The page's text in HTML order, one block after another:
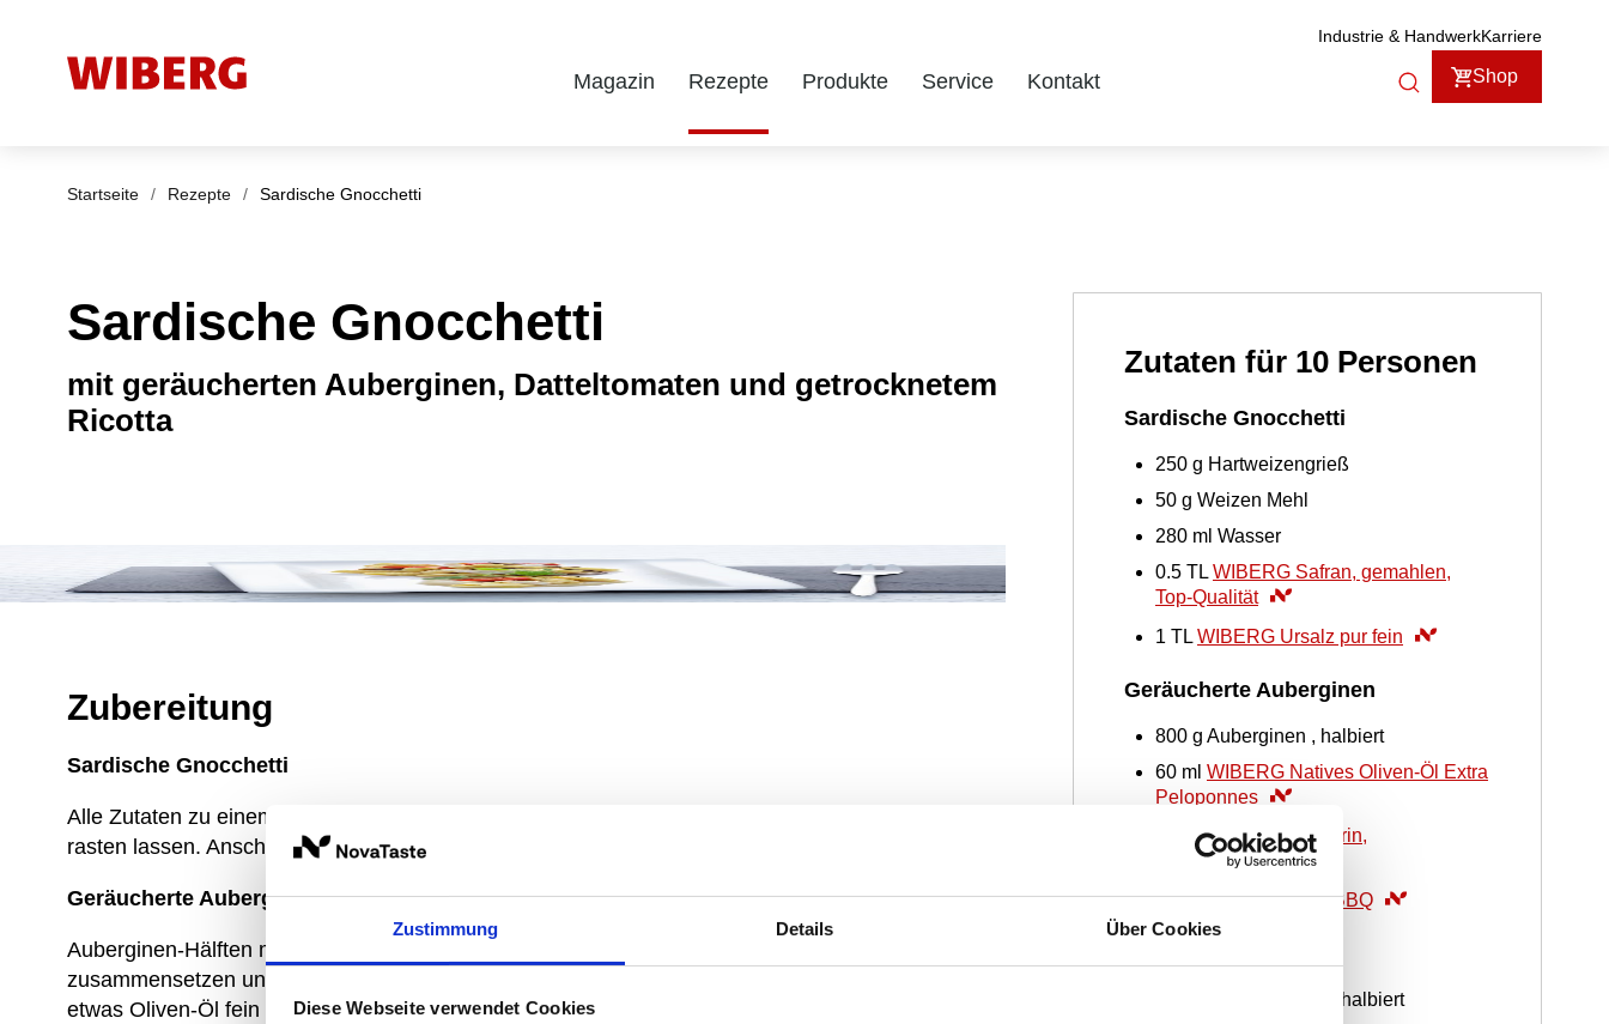
Zustimmung Details Über Cookies
Diese Webseite verwendet Cookies
Industrie & HandwerkKarriere
Magazin Rezepte Produkte Service Kontakt Shop
Startseite / Rezepte / Sardische Gnocchetti
Sardische Gnocchetti
mit geräucherten Auberginen, Datteltomaten und getrocknetem
Ricotta
Zutaten für 10 Personen
Sardische Gnocchetti
250 g Hartweizengrieß
50 g Weizen Mehl
280 ml Wasser
0.5 TL WIBERG Safran, gemahlen,
Top-Qualität
1 TL WIBERG Ursalz pur fein
Geräucherte Auberginen
800 g Auberginen , halbiert
60 ml WIBERG Natives Oliven-Öl Extra
Peloponnes
WIBERG Rosmarin,
gefriergetrocknet
2 TL WIBERG Black BBQ
Datteltomaten , halbiert
Zubereitung
Sardische Gnocchetti
Alle Zutaten zu einem glatten, elastischen Teig kneten. Abdecken und eine halbe Stunde kühl
rasten lassen. Anschließend zu kleinen Gnocchetti verarbeiten und in Salzwasser kochen.
Geräucherte Auberginen
Auberginen-Hälften mit Oliven-Öl, Rosmarin und Black BBQ marinieren. Anschließend
zusammensetzen und in Aluminiumfolie einpacken. Weich garen, anschließend schälen und mit
etwas Oliven-Öl fein pürieren.